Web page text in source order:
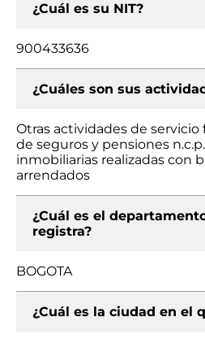
¿Cuál es su NIT?
900433636
¿Cuáles son sus
Otras actividades de
de seguros y pensiones
inmobiliarias realizadas con
arrendados
¿Cuál es el
registra?
BOGOTA
¿Cuál es la ciudad en el